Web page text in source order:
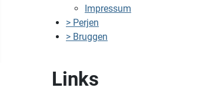
Impressum
> Perjen
> Bruggen
Links